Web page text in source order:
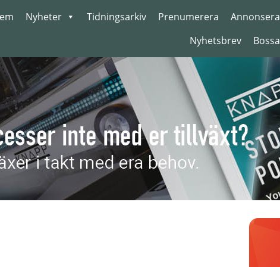
Nyheter Tidningsarkiv Prenumerera Annonsera
Nyhetsbrev
Bossa